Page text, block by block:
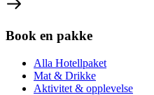
Book en pakke
Alla Hotellpaket
Mat & Drikke
Aktivitet & opplevelse